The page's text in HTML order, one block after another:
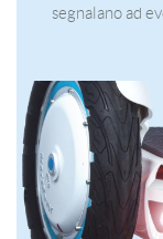
segnalano ad